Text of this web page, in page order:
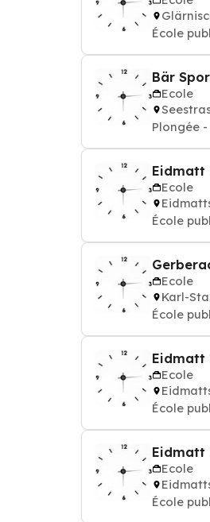
École
Bär
Ecole
Plongée
Ecole
École
Ecole
Karl-
École
Eidmatt
Ecole
École
Ecole
École